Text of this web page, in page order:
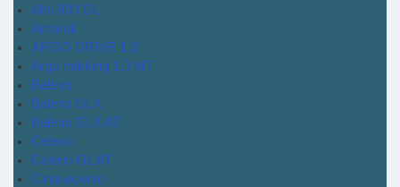
Alto 800 GL
Amarok
ARGO DRIVE 1.3
Argo trekking 1.3 MT
Baleno
Baleno GLX
Baleno GLX AT
Celerio
Celerio GL AT
Cinquecento